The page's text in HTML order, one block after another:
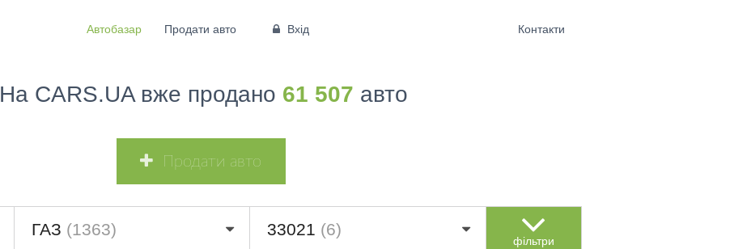
Автобазар Продати авто Вхід Контакти
На CARS.UA вже продано 61 507 авто
Продати авто
ГАЗ (1363) 33021 (6)
фільтри